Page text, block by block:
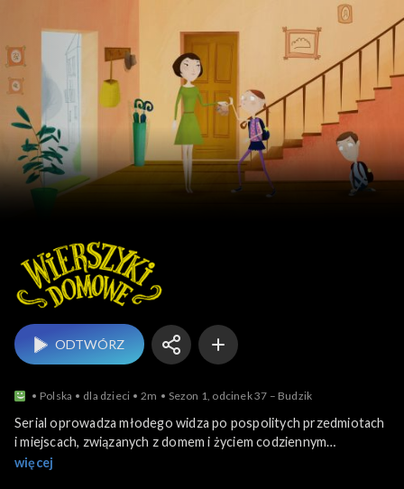
ODTWÓRZ
Polska dla dzieci 2m Sezon 1, odcinek 37 – Budzik
Serial oprowadza młodego widza po pospolitych przedmiotach
i miejscach, związanych z domem i życiem codziennym
czteroosobowej rodziny. Przygodowa akcja każdego odcinka
więcej